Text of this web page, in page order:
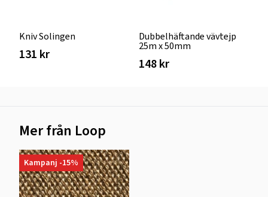
Kniv Solingen
131 kr
Dubbelhäftande vävtejp
25m x 50mm
148 kr
Mer från Loop
Kampanj -15%